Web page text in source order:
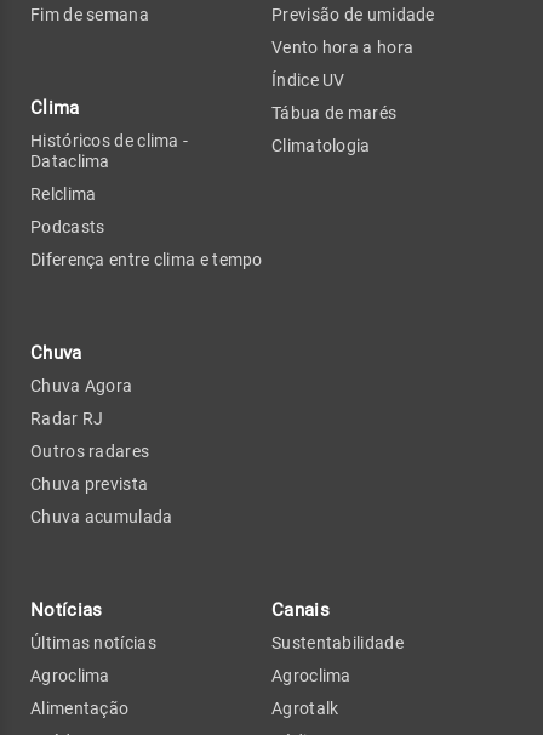
Fim de semana
Clima
Históricos de clima -
Dataclima
Relclima
Podcasts
Diferença entre clima e tempo
Chuva
Chuva Agora
Radar RJ
Outros radares
Chuva prevista
Chuva acumulada
Previsão de umidade
Vento hora a hora
Índice UV
Tábua de marés
Climatologia
Notícias
Últimas notícias
Agroclima
Alimentação
Canais
Sustentabilidade
Agroclima
Agrotalk